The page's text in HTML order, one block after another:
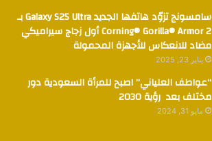
سامسونج تزوّد هاتفها الجديد Galaxy S25 Ultra بـ
Corning® Gorilla® Armor 2 أول زجاج سيراميكي
مضاد للانعكاس للأجهزة المحمولة
يناير 23, 2025
“عواطف العلياني” اصبح للمرأة السعودية دور
مختلف بعد رؤية 2030
مايو 31, 2024